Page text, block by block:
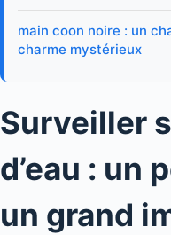
main coon noire : un
charme mystérieux
Surveiller
d’eau : un
un grand